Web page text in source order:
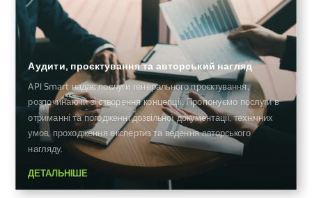
Аудити, проєктування та авторський нагляд
API Smart надає послуги генерального проєктування,
розпочинаючи зі створення концепції. Пропонуємо послуги в
отриманні та погодженні дозвільної документації, технічних
умов, проходження експертиз та ведення авторського
нагляду.
ДЕТАЛЬНІШЕ